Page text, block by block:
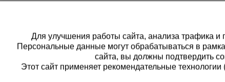
Для улучшения работы сайта, анализа трафика
Персональные данные могут обрабатываться в
сайта, вы должны подтвердить
Этот сайт применяет рекомендательные